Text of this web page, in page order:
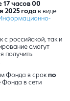
17 часов 00
2025 года в виде
с российской, так и
смогут
получить
Фонда в срок по
в сети